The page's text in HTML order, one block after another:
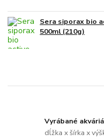
Sera siporax bio
500ml (210g)
Vyrábané
dĺžka x šírka x